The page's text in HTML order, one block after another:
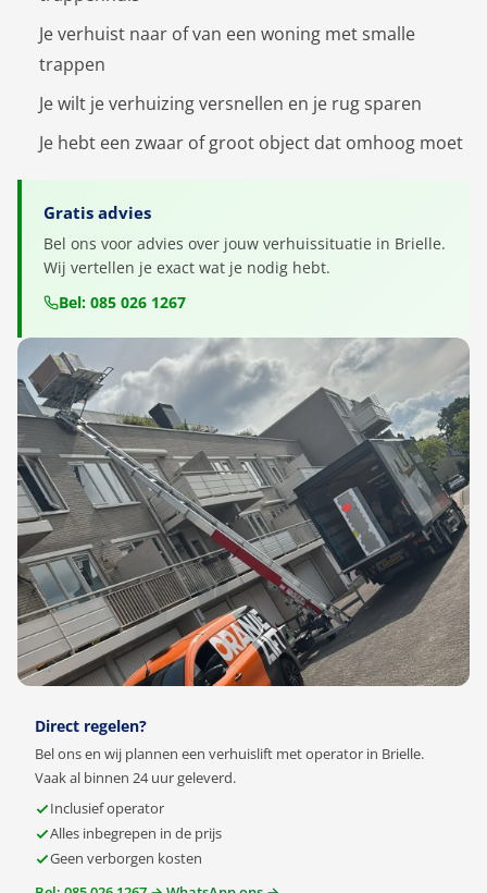
Je verhuist naar of van een woning met smalle
trappen
Je wilt je verhuizing versnellen en je rug sparen
Je hebt een zwaar of groot object dat omhoog moet
Gratis advies
Bel ons voor advies over jouw verhuissituatie in Brielle.
Wij vertellen je exact wat je nodig hebt.
Bel: 085 026 1267
Direct regelen?
Bel ons en wij plannen een verhuislift met operator in Brielle.
Vaak al binnen 24 uur geleverd.
Inclusief operator
Alles inbegrepen in de prijs
Geen verborgen kosten